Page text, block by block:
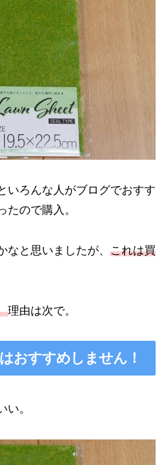
いろんな人がブログでおすす
たので購入。
なと思いましたが、 これは買
理由は次で。
おすすめしません！
い。